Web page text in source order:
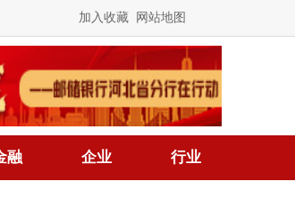
加入收藏 网站地图
融 企业 行业